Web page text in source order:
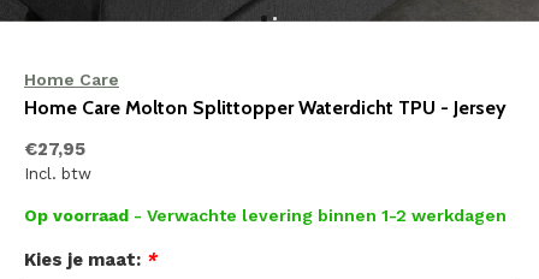
Home Care
Home Care Molton Splittopper Waterdicht TPU - Jersey
€27,95
Incl. btw
Op voorraad - Verwachte levering binnen 1-2 werkdagen
Kies je maat: *